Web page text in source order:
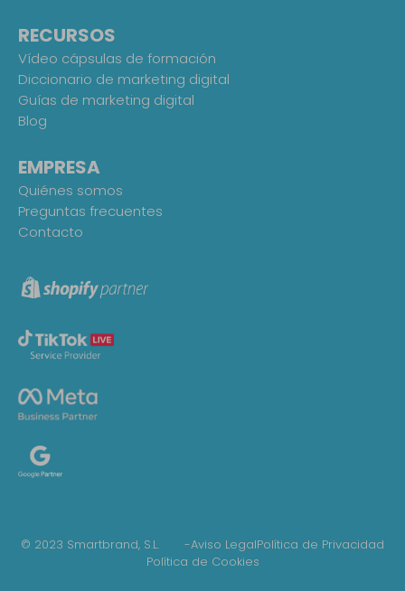
RECURSOS
Vídeo cápsulas de formación
Diccionario de marketing digital
Guías de marketing digital
Blog
EMPRESA
Quiénes somos
Preguntas frecuentes
Contacto
© 2023 Smartbrand, S.L. -Aviso LegalPolítica de Privacidad
Política de Cookies